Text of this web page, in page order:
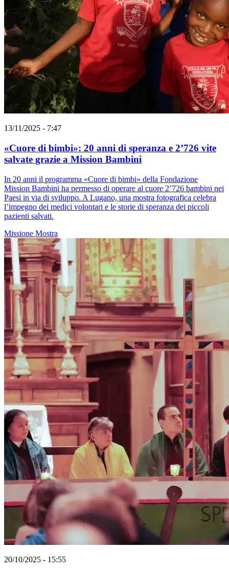
13/11/2025 - 7:47
«Cuore di bimbi»: 20 anni di speranza e 2’726 vite
salvate grazie a Mission Bambini
In 20 anni il programma «Cuore di bimbi» della Fondazione
Mission Bambini ha permesso di operare al cuore 2’726 bambini nei
Paesi in via di sviluppo. A Lugano, una mostra fotografica celebra
l’impegno dei medici volontari e le storie di speranza dei piccoli
pazienti salvati.
Missione Mostra
20/10/2025 - 15:55